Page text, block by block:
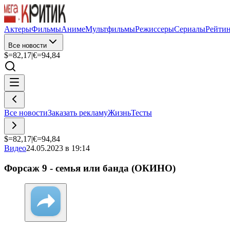
АктерыФильмыАнимеМультфильмыРежиссерыСериалы
Все новости
$=82,17|€=94,84
Все новостиЗаказать рекламуЖизньТесты
$=82,17|€=94,84
Видео24.05.2023 в 19:14
Форсаж 9 - семья или банда (ОКИНО)